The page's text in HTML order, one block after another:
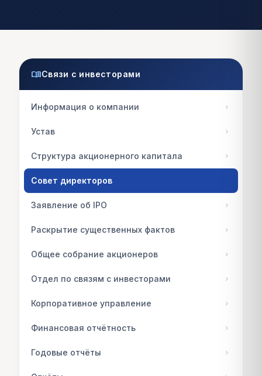
menu_bookСвязи с инвесторами
Информация о компании chevron_right
Устав chevron_right
Структура акционерного капитала chevron_right
Совет директоров
Заявление об IPO chevron_right
Раскрытие существенных фактов chevron_right
Общее собрание акционеров chevron_right
Отдел по связям с инвесторами chevron_right
Корпоративное управление chevron_right
Финансовая отчётность chevron_right
Годовые отчёты chevron_right